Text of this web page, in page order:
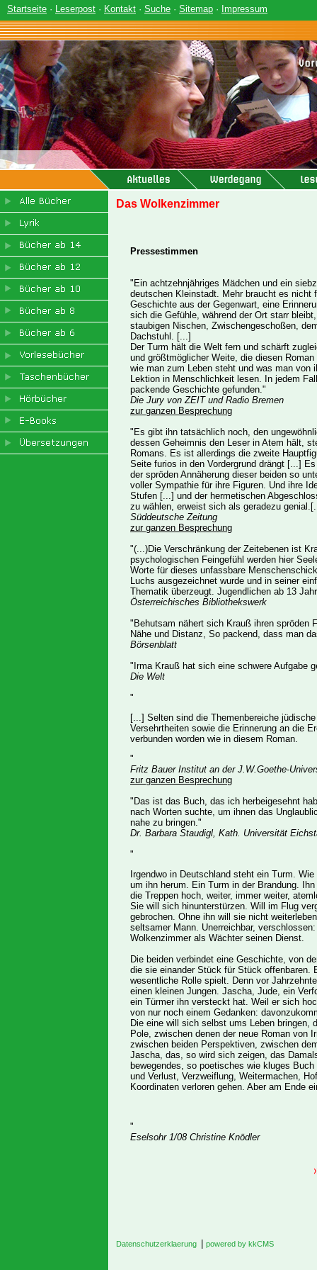
Startseite · Leserpost · Kontakt · Suche · Sitemap · Impressum
Das Wolkenzimmer
Pressestimmen
"Ein achtzehnjähriges Mädchen und ein
deutschen Kleinstadt. Mehr braucht es nicht
Geschichte aus der Gegenwart, eine
sich die Gefühle, während der Ort starr
staubigen Nischen, Zwischengeschoßen,
Dachstuhl. [...]
Der Turm hält die Welt fern und schärft
und größtmöglicher Weite, die diesen
wie man zum Leben steht und was man
Lektion in Menschlichkeit lesen. In jedem
packende Geschichte gefunden."
Die Jury von ZEIT und Radio Bremen
zur ganzen Besprechung
"Es gibt ihn tatsächlich noch, den
dessen Geheimnis den Leser in Atem hält,
Romans. Es ist allerdings die zweite
Seite furios in den Vordergrund drängt [...]
der spröden Annäherung dieser beiden so
voller Sympathie für ihre Figuren. Und ihre
Stufen [...] und der hermetischen
zu wählen, erweist sich als geradezu
Süddeutsche Zeitung
zur ganzen Besprechung
"(...)Die Verschränkung der Zeitebenen ist
psychologischen Feingefühl werden hier
Worte für dieses unfassbare
Luchs ausgezeichnet wurde und in seiner
Thematik überzeugt. Jugendlichen ab 13
Österreichisches Bibliothekswerk
"Behutsam nähert sich Krauß ihren spröden
Nähe und Distanz, So packend, dass man
Börsenblatt
"Irma Krauß hat sich eine schwere Aufgabe
Die Welt
"
[...] Selten sind die Themenbereiche
Versehrtheiten sowie die Erinnerung an die
verbunden worden wie in diesem Roman.
"
Fritz Bauer Institut an der J.W.Goethe-
zur ganzen Besprechung
"Das ist das Buch, das ich herbeigesehnt
nach Worten suchte, um ihnen das
nahe zu bringen."
Dr. Barbara Staudigl, Kath. Universität
"
Irgendwo in Deutschland steht ein Turm.
um ihn herum. Ein Turm in der Brandung.
die Treppen hoch, weiter, immer weiter,
Sie will sich hinunterstürzen. Will im Flug
gebrochen. Ohne ihn will sie nicht
seltsamer Mann. Unerreichbar,
Wolkenzimmer als Wächter seinen Dienst.
Die beiden verbindet eine Geschichte, von
die sie einander Stück für Stück offenbaren.
wesentliche Rolle spielt. Denn vor
einen kleinen Jungen. Jascha, Jude, ein
ein Türmer ihn versteckt hat. Weil er sich
von nur noch einem Gedanken:
Die eine will sich selbst ums Leben bringen,
Pole, zwischen denen der neue Roman
zwischen beiden Perspektiven, zwischen
Jascha, das, so wird sich zeigen, das
bewegendes, so poetisches wie kluges
und Verlust, Verzweiflung, Weitermachen,
Koordinaten verloren gehen. Aber am Ende
"
Eselsohr 1/08 Christine Knödler
Datenschutzerklaerung powered by kkCMS